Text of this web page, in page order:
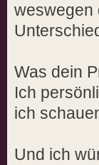
weswegen
Was dein
Ich
ich
Und ich